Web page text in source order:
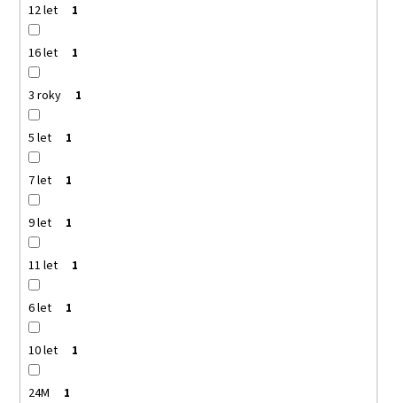
12 let 1
16 let 1
3 roky 1
5 let 1
7 let 1
9 let 1
11 let 1
6 let 1
10 let 1
24M 1